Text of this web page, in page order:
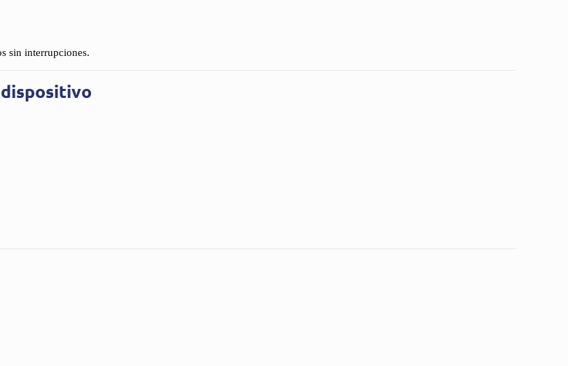
sin interrupciones.